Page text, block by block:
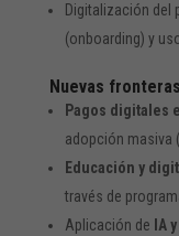
Digitalización del
(onboarding) y
Nuevas
Pagos digitales
adopción masiva
Educación y
través de
Aplicación de IA